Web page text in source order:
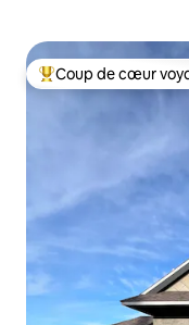
Coups de cœur
Coup de cœur